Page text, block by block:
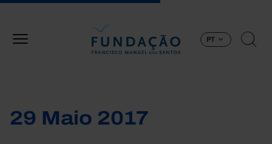
PT
29 Maio 2017